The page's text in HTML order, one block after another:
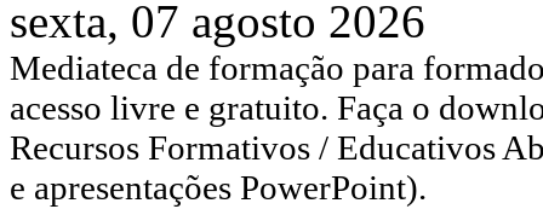
sexta, 07 agosto 2026
Mediateca de formação para
acesso livre e gratuito. Faça o
Recursos Formativos / Educativos
e apresentações PowerPoint).